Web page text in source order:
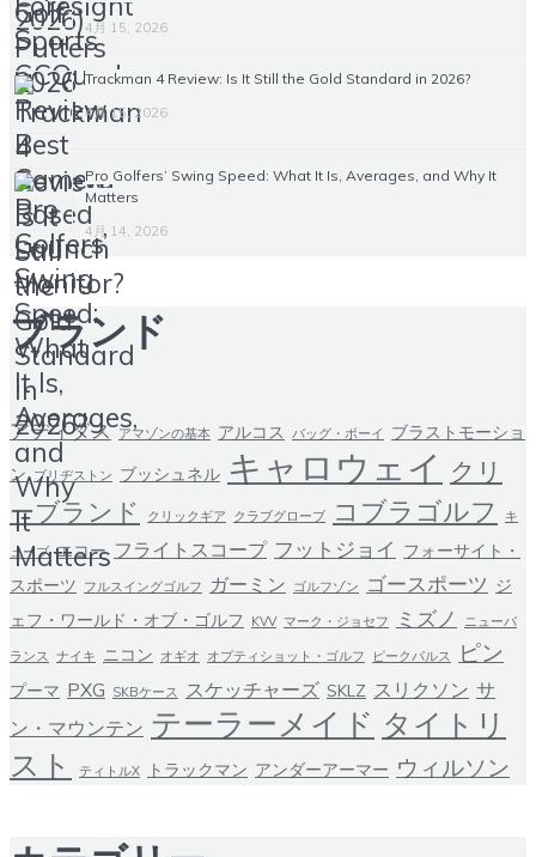
4月 15, 2026
Trackman 4 Review: Is It Still the Gold Standard in 2026?
4月 15, 2026
Pro Golfers’ Swing Speed: What It Is, Averages, and Why It
Matters
4月 14, 2026
ブランド
アディダス アマゾンの基本 アルコス バッグ・ボーイ ブラストモーショ
ン ブリヂストン ブッシュネル キャロウェイ クリ
ーブランド
クリックギア クラブグローブ コブラゴルフ キ
ューブ エコー フライトスコープ フットジョイ フォーサイト・
スポーツ フルスイングゴルフ ガーミン ゴルフゾン ゴースポーツ ジ
ェフ・ワールド・オブ・ゴルフ
KVV マーク・ジョセフ ミズノ ニューバ
ランス ナイキ ニコン オギオ オプティショット・ゴルフ ピークパルス ピン
プーマ PXG SKBケース スケッチャーズ SKLZ スリクソン サ
ン・マウンテン テーラーメイド タイトリ
スト
ティトルX トラックマン アンダーアーマー ウィルソン